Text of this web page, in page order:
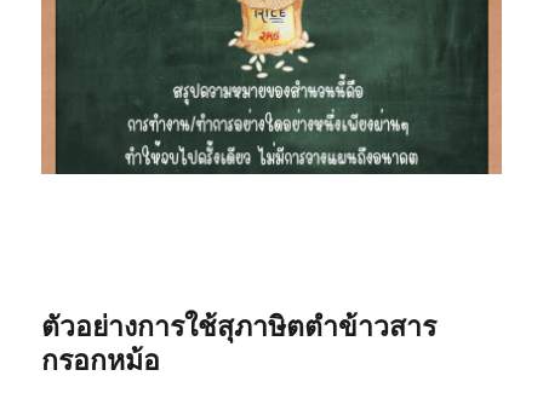
ตัวอย่างการใช้สุภาษิตตำข้าวสาร
กรอกหม้อ